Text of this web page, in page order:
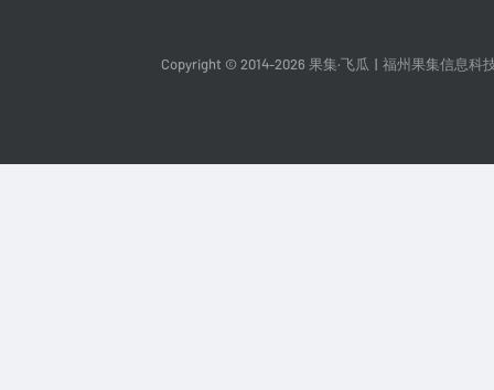
Copyright © 2014-2026 果集·飞瓜 福州果集信息科